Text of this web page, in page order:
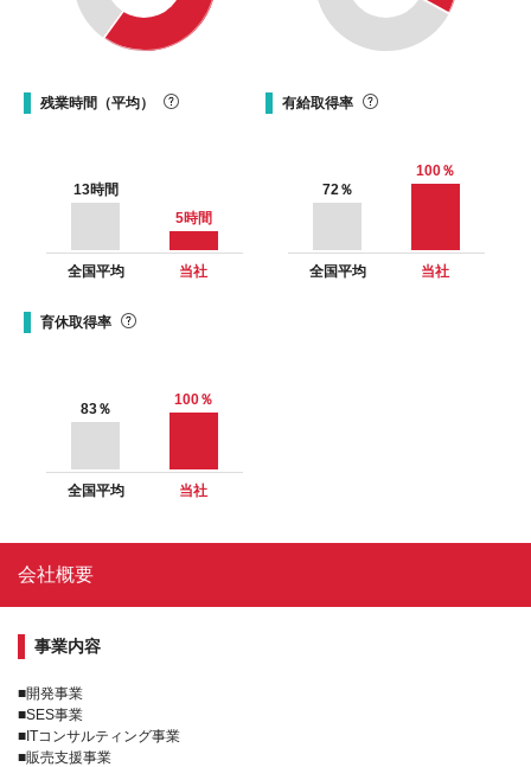
残業時間（平均）
13時間
5時間
全国平均 当社
有給取得率
72 ％
100％
全国平均 当社
育休取得率
83％
100％
全国平均 当社
会社概要
事業内容
■開発事業
■SES事業
■ITコンサルティング事業
■販売支援事業